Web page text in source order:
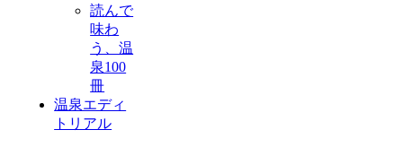
読んで
味わ
う、温
泉100
冊
温泉エディ
トリアル